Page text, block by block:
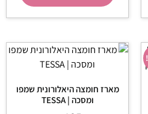
מארז חומצה היאלורונית שמפו
ומסכה | TESSA